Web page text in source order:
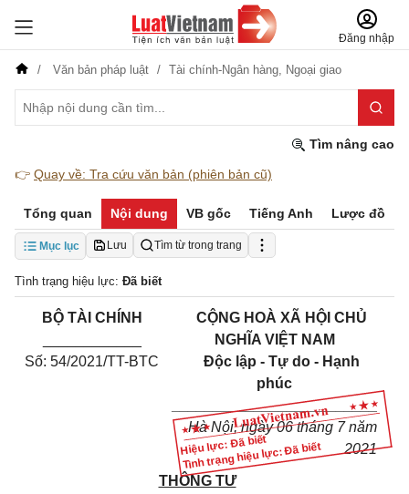
Đăng nhập
Văn bản pháp luật Tài chính-Ngân hàng, Ngoại giao
Tìm nâng cao
👉 Quay về: Tra cứu văn bản (phiên bản cũ)
Tổng quan Nội dung VB gốc Tiếng Anh Lược đồ
Mục lục Lưu Tìm từ trong trang
Tình trạng hiệu lực: Đã biết
Hiệu lực: Đã biết
Tình trạng hiệu lực: Đã biết
BỘ TÀI CHÍNH
Số: 54/2021/TT-BTC
CỘNG HOÀ XÃ HỘI CHỦ
NGHĨA VIỆT NAM
Độc lập - Tự do - Hạnh
phúc
_________________________
Hà Nội, ngày 06 tháng 7 năm
2021
THÔNG TƯ